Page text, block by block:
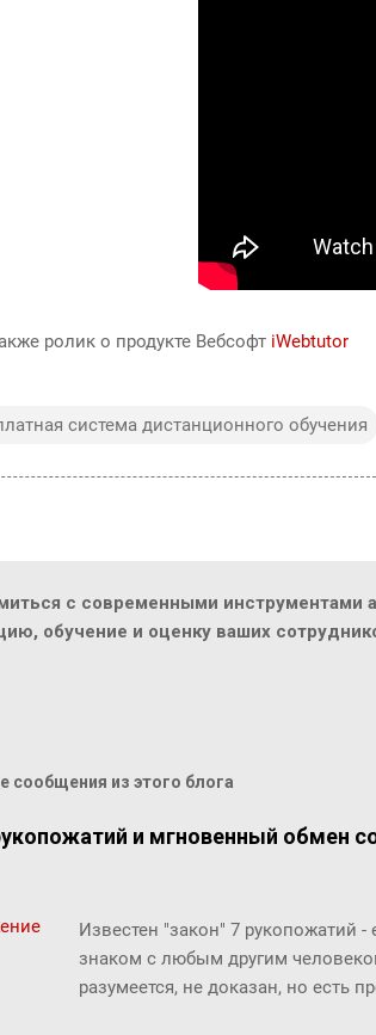
ролик о продукте Вебсофт iWebtutor
система дистанционного обучения
с современными инструментами
обучение и оценку ваших
сообщения из этого блога
и мгновенный обмен
Известен "закон" 7 рукопожатий
знаком с любым другим
разумеется, не доказан, но есть